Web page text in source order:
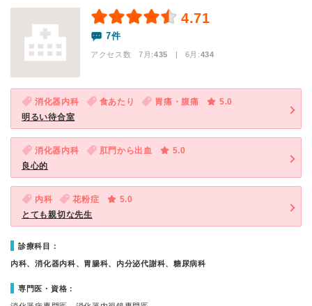
4.71
7件
アクセス数 7月:435 | 6月:434
消化器内科 食あたり 胃痛・腹痛
5.0
明るい待合室
消化器内科 肛門から出血
5.0
良心的
内科 花粉症
5.0
とても親切な先生
診療科目：
内科、消化器内科、胃腸科、内分泌代謝科、糖尿病科
専門医・資格：